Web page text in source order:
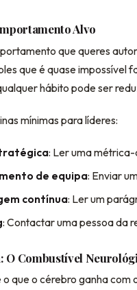
Alvo
que queres
que é quase impossível
hábito pode ser
mínimas para líderes:
: Ler uma
de equipa: Enviar
contínua: Ler um
: Contactar uma pessoa da
O Combustível
que o cérebro ganha